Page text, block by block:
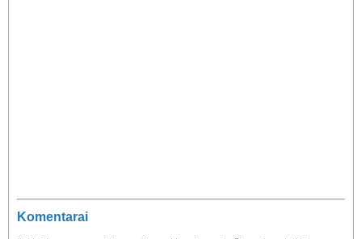
Komentarai